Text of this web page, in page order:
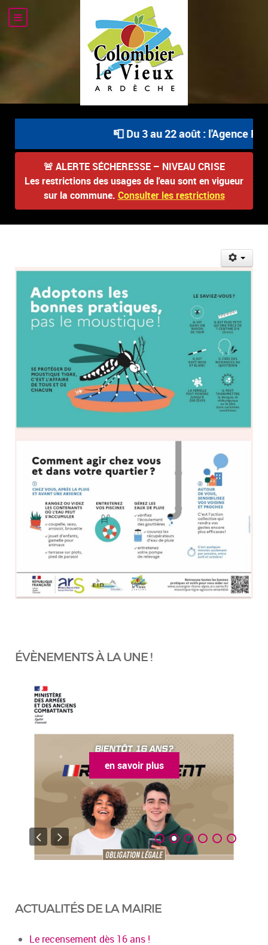
📮 Du 3 au 22 août : l'Agence
🚨 ALERTE SÉCHERESSE – NIVEAU CRISE
Les restrictions des usages de l'eau sont en vigueur
sur la commune. Consulter les restrictions
ÉVÈNEMENTS À LA UNE !
en savoir plus
ACTUALITÉS DE LA MAIRIE
Le recensement dès 16 ans !